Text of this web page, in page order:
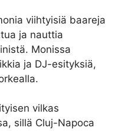
viihtyisiä baareja
ja nauttia
Monissa
ja DJ-esityksiä,
vilkas
sillä Cluj-Napoca